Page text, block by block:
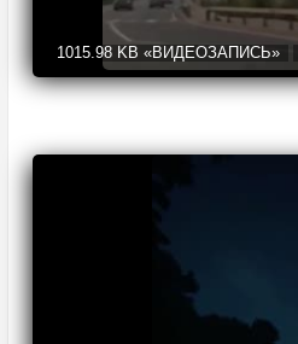
1015.98 KB «ВИДЕОЗАПИСЬ»